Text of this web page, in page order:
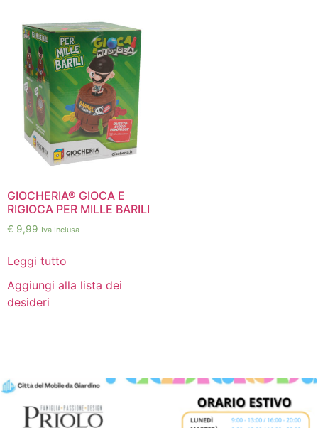
GIOCHERIA® GIOCA E
RIGIOCA PER MILLE BARILI
€ 9,99 Iva Inclusa
Leggi tutto
Aggiungi alla lista dei
desideri